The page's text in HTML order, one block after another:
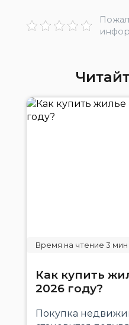
Как купить
2026 году?
Покупка